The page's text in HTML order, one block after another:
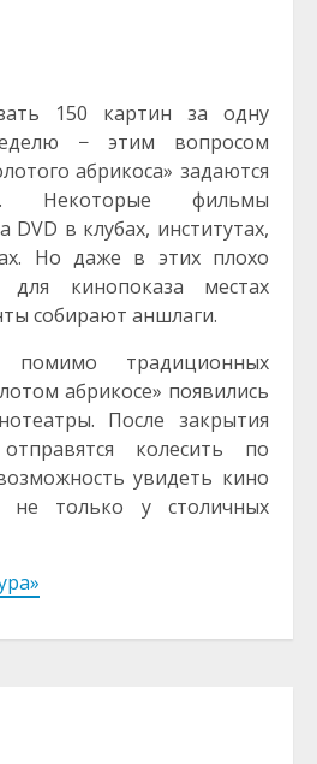
150 картин за одну
− этим вопросом
абрикоса» задаются
фильмы
в клубах, институтах,
Но даже в этих плохо
для кинопоказа местах
собирают аншлаги.
традиционных
абрикосе» появились
После закрытия
колесить по
увидеть кино
только у столичных